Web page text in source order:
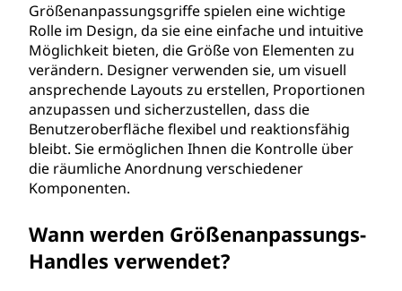
Größenanpassungsgriffe spielen eine wichtige
Rolle im Design, da sie eine einfache und intuitive
Möglichkeit bieten, die Größe von Elementen zu
verändern. Designer verwenden sie, um visuell
ansprechende Layouts zu erstellen, Proportionen
anzupassen und sicherzustellen, dass die
Benutzeroberfläche flexibel und reaktionsfähig
bleibt. Sie ermöglichen Ihnen die Kontrolle über
die räumliche Anordnung verschiedener
Komponenten.
Wann werden Größenanpassungs-
Handles verwendet?